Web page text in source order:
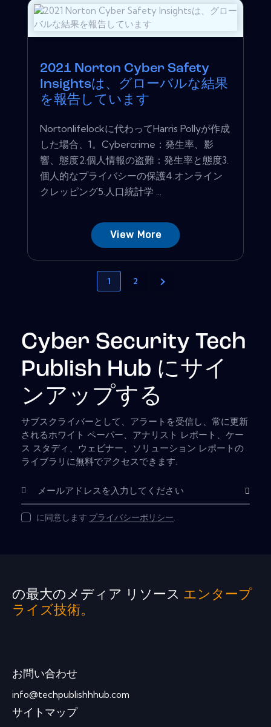
2021 Norton Cyber​​ Safety
Insightsは、グローバルな結果
を報告しています
Nortonlifelockに代わってHarris Pollyが作成
した場合、1。Cyber​​crime：発生率、影
響、態度2.個人情報の盗難：発生率と態度3.
個人的なプライバシーの保護4.オンライン
クレッピング5.人口統計学 ...
View More
1 2
Cyber Security Tech
Publish Hub にサイ
ンアップする
サブスクライバーとして、アラートを受信し、常に更新
されるホワイト ペーパー、アナリスト レポート、ケー
ス スタディ、ウェビナー、ソリューション レポートの
ライブラリに無料でアクセスできます.
購読
に同意します プライバシーポリシー.
の最大のメディア リソース エンタープ
ライズ技術。
お問い合わせ
info@techpublishhhub.com
サイトマップ